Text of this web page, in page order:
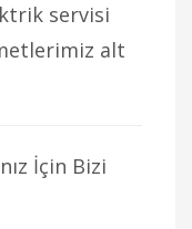
servisi
alt
İçin Bizi